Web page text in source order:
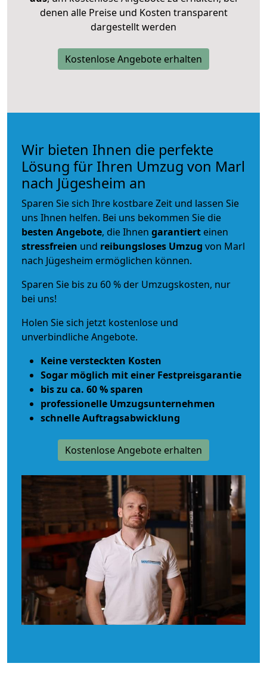
denen alle Preise und Kosten transparent
dargestellt werden
Kostenlose Angebote erhalten
Wir bieten Ihnen die perfekte
Lösung für Ihren Umzug von Marl
nach Jügesheim an
Sparen Sie sich Ihre kostbare Zeit und lassen Sie
uns Ihnen helfen. Bei uns bekommen Sie die
besten Angebote, die Ihnen garantiert einen
stressfreien und reibungsloses Umzug von Marl
nach Jügesheim ermöglichen können.
Sparen Sie bis zu 60 % der Umzugskosten, nur
bei uns!
Holen Sie sich jetzt kostenlose und
unverbindliche Angebote.
Keine versteckten Kosten
Sogar möglich mit einer Festpreisgarantie
bis zu ca. 60 % sparen
professionelle Umzugsunternehmen
schnelle Auftragsabwicklung
Kostenlose Angebote erhalten